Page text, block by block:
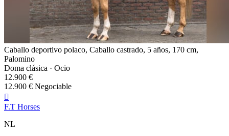
Caballo deportivo polaco, Caballo castrado, 5 años, 170 cm,
Palomino
Doma clásica · Ocio
12.900 €
12.900 € Negociable

F.T Horses
NL